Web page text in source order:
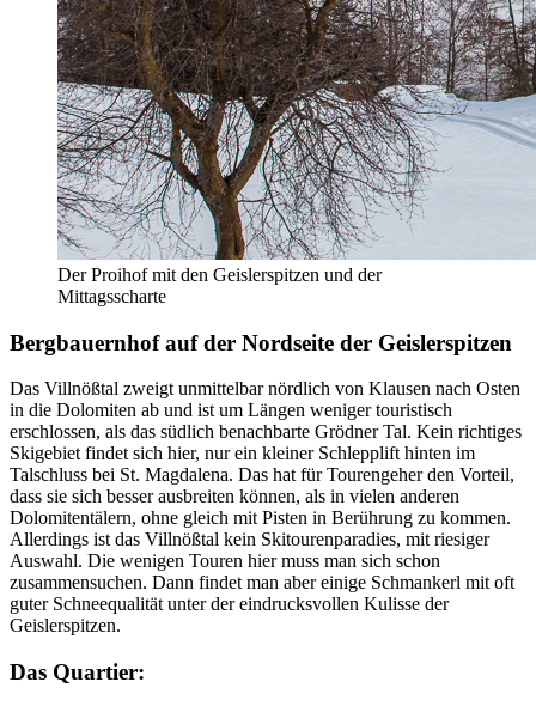
Der Proihof mit den Geislerspitzen und der
Mittagsscharte
Bergbauernhof auf der Nordseite der Geislerspitzen
Das Villnößtal zweigt unmittelbar nördlich von Klausen nach Osten
in die Dolomiten ab und ist um Längen weniger touristisch
erschlossen, als das südlich benachbarte Grödner Tal. Kein richtiges
Skigebiet findet sich hier, nur ein kleiner Schlepplift hinten im
Talschluss bei St. Magdalena. Das hat für Tourengeher den Vorteil,
dass sie sich besser ausbreiten können, als in vielen anderen
Dolomitentälern, ohne gleich mit Pisten in Berührung zu kommen.
Allerdings ist das Villnößtal kein Skitourenparadies, mit riesiger
Auswahl. Die wenigen Touren hier muss man sich schon
zusammensuchen. Dann findet man aber einige Schmankerl mit oft
guter Schneequalität unter der eindrucksvollen Kulisse der
Geislerspitzen.
Das Quartier: